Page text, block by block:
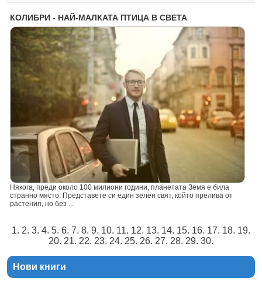
КОЛИБРИ - НАЙ-МАЛКАТА ПТИЦА В СВЕТА
Някога, преди около 100 милиони години, планетата Земя е била
странно място. Представете си един зелен свят, който прелива от
растения, но без ...
1. 2. 3. 4. 5. 6. 7. 8. 9. 10. 11. 12. 13. 14. 15. 16. 17. 18. 19.
20. 21. 22. 23. 24. 25. 26. 27. 28. 29. 30.
Нови книги